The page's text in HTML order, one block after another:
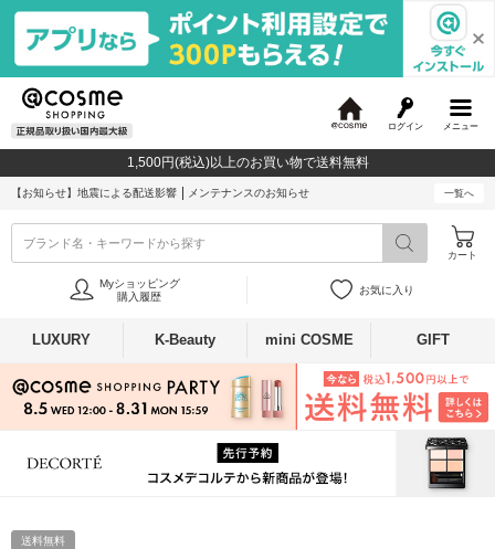
メニュー
ログイン
c
o
1,500円(税込)以上のお買い物で送料無料
【お知らせ】 地震による配送影響 メンテナンスのお知らせ 一覧へ
ブランド名・キーワードから探す
カート
Myショッピング
購入履歴
お気に入り
LUXURY K-Beauty mini COSME GIFT
送料無料